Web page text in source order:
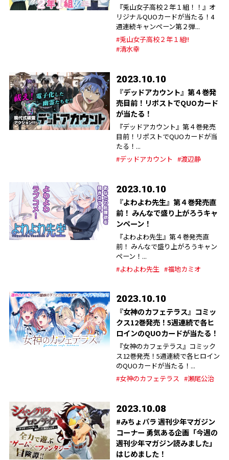
『兎山女子高校２年１組！！』オ
リジナルQUOカードが当たる！4
週連続キャンペーン第２弾...
#兎山女子高校２年１組!!
#清水幸
2023.10.10
『デッドアカウント』第４巻発
売目前！リポストでQUOカード
が当たる！
『デッドアカウント』第４巻発売
目前！リポストでQUOカードが当
たる！...
#デッドアカウント #渡辺静
2023.10.10
『よわよわ先生』第４巻発売直
前！ みんなで盛り上がろうキャ
ンペーン！
『よわよわ先生』第４巻発売直
前！ みんなで盛り上がろうキャン
ペーン！...
#よわよわ先生 #福地カミオ
2023.10.10
『女神のカフェテラス』コミッ
クス12巻発売！5週連続で各ヒ
ロインのQUOカードが当たる！
『女神のカフェテラス』コミック
ス12巻発売！5週連続で各ヒロイン
のQUOカードが当たる！...
#女神のカフェテラス #瀬尾公治
2023.10.08
#みちょパラ 週刊少年マガジン
コーナー 勇気ある企画「今週の
週刊少年マガジン読みました」
はじめました！